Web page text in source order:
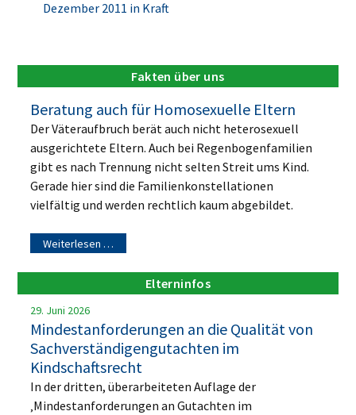
Dezember 2011 in Kraft
Fakten über uns
Beratung auch für Homosexuelle Eltern
Der Väteraufbruch berät auch nicht heterosexuell
ausgerichtete Eltern. Auch bei Regenbogenfamilien
gibt es nach Trennung nicht selten Streit ums Kind.
Gerade hier sind die Familienkonstellationen
vielfältig und werden rechtlich kaum abgebildet.
Weiterlesen …
Elterninfos
29. Juni 2026
Mindestanforderungen an die Qualität von
Sachverständigengutachten im
Kindschaftsrecht
In der dritten, überarbeiteten Auflage der
‚Mindestanforderungen an Gutachten im